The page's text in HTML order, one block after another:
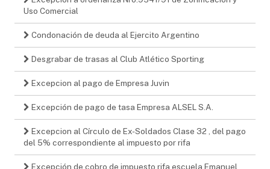
Uso Comercial
Condonación de deuda al Ejercito Argentino
Desgrabar de trasas al Club Atlético Sporting
Excepcion al pago de Empresa Juvin
Excepción de pago de tasa Empresa ALSEL S.A.
Excepcion al Círculo de Ex-Soldados Clase 32 , del pago
del 5% correspondiente al impuesto por rifa
Excepción de cobro de impuesto rifa escuela Emanuel